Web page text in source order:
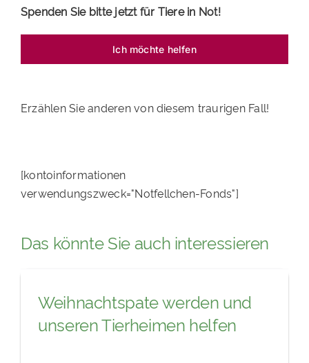
Spenden Sie bitte jetzt für Tiere in Not!
Ich möchte helfen
Erzählen Sie anderen von diesem traurigen Fall!
[kontoinformationen
verwendungszweck="Notfellchen-Fonds"]
Das könnte Sie auch interessieren
Weihnachtspate werden und
unseren Tierheimen helfen